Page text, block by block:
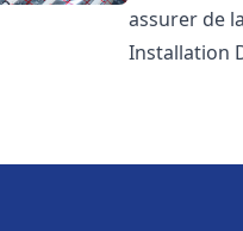
assurer de
Installation